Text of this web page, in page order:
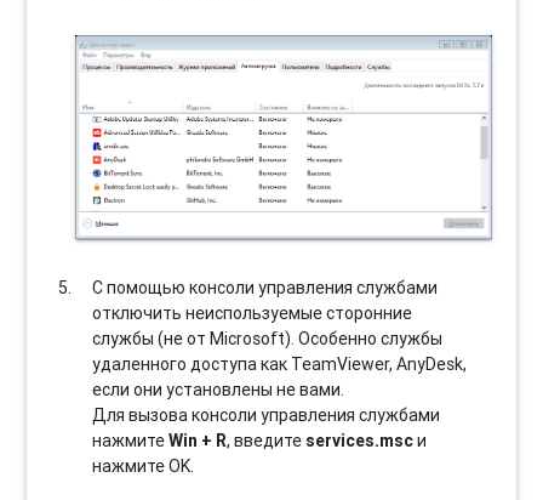
С помощью консоли управления службами
отключить неиспользуемые сторонние
службы (не от Microsoft). Особенно службы
удаленного доступа как TeamViewer, AnyDesk,
если они установлены не вами.
Для вызова консоли управления службами
нажмитеWin + R, введите services.mscи
нажмите OK.